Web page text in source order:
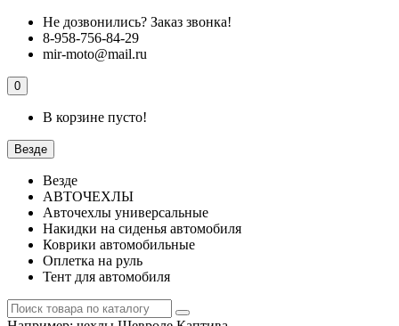
Не дозвонились? Заказ звонка!
8-958-756-84-29
mir-moto@mail.ru
0
В корзине пусто!
Везде
Везде
АВТОЧЕХЛЫ
Авточехлы универсальные
Накидки на сиденья автомобиля
Коврики автомобильные
Оплетка на руль
Тент для автомобиля